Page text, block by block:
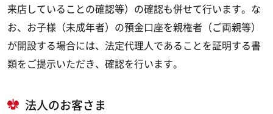
来店していることの確認等）の確認も併せて行います。な
お、お子様（未成年者）の預金口座を親権者（ご両親等）
が開設する場合には、法定代理人であることを証明する書
類をご提示いただき、確認を行います。
法人のお客さま